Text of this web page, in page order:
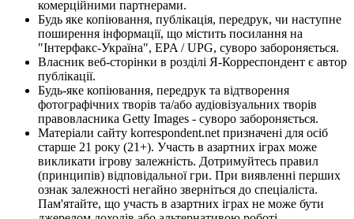
комерційними партнерами.
Будь яке копіювання, публікація, передрук, чи наступне
поширення інформації, що містить посилання на
"Інтерфакс-Україна", EPA / UPG, суворо забороняється.
Власник веб-сторінки в розділі Я-Корреспондент є автор
публікації.
Будь-яке копіювання, передрук та відтворення
фотографічних творів та/або аудіовізуальних творів
правовласника Getty Images - суворо забороняється.
Матеріали сайту korrespondent.net призначені для осіб
старше 21 року (21+). Участь в азартних іграх може
викликати ігрову залежність. Дотримуйтесь правил
(принципів) відповідальної гри. При виявленні перших
ознак залежності негайно зверніться до спеціаліста.
Пам'ятайте, що участь в азартних іграх не може бути